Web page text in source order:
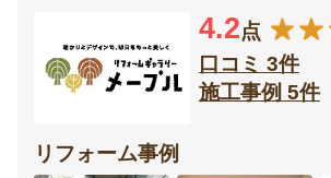
4.2点
口コミ 3件
施工事例 5件
リフォーム事例